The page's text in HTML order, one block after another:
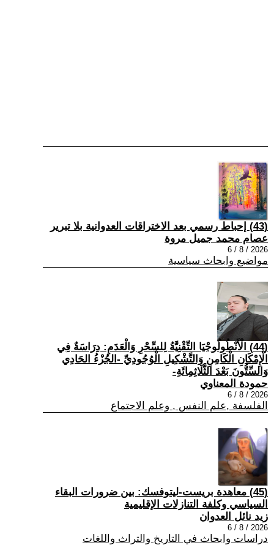
(43) إحباط رسمي بعد الاختراقات العدوانية بلا تبرير
عصام محمد جميل مروة
2026 / 8 / 6
مواضيع وابحاث سياسية
(44) الْأَنْطُولُوجْيَا التِّقْنِيَّةُ لِلسِّحْرِ وَالْعَدَمِ: دِرَاسَةٌ فِي
الْإِمْكَانِ الْكَامِنِ وَالتَّشْكِيلِ الْوُجُودِيِّ -الجُزْءُ الحَادِي
وَالسِّتُّونَ بَعْدَ الثَّلَاثِمِائَةِ-
حمودة المعناوي
2026 / 8 / 6
الفلسفة ,علم النفس , وعلم الاجتماع
(45) معاهدة بريست-ليتوفسك: بين ضرورات البقاء
السياسي وكلفة التنازلات الإقليمية
زيد نائل العدوان
2026 / 8 / 6
دراسات وابحاث في التاريخ والتراث واللغات